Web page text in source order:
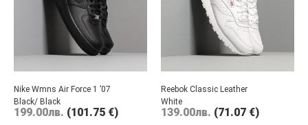
Nike Wmns Air Force 1 ’07
Black/ Black
199.00лв. (101.75 €)
Reebok Classic Leather
White
139.00лв. (71.07 €)